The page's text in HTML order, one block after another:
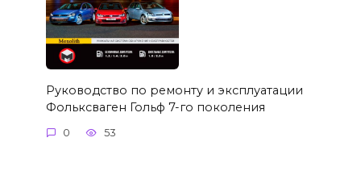
Руководство по ремонту и эксплуатации
Фольксваген Гольф 7-го поколения
0 53